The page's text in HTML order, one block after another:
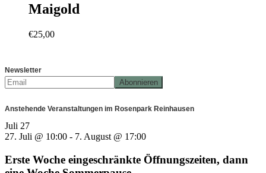
Maigold
€25,00
Newsletter
Anstehende Veranstaltungen im Rosenpark Reinhausen
Juli 27
27. Juli @ 10:00 - 7. August @ 17:00
Erste Woche eingeschränkte Öffnungszeiten, dann